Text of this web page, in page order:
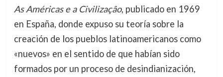
As Américas e a Civilizaçâo, publicado en 1969
en España, donde expuso su teoría sobre la
creación de los pueblos latinoamericanos como
«nuevos» en el sentido de que habían sido
formados por un proceso de desindianización,